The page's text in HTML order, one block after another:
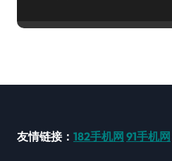
友情链接： 182手机网 91手机网